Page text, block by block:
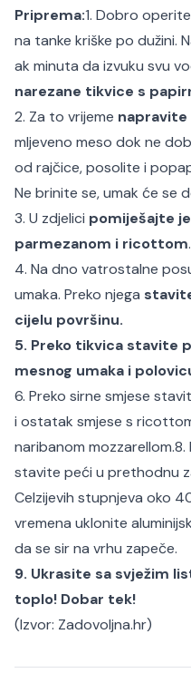
Priprema:1. Dobro
na tanke kriške po dužini.
ak minuta da izvuku svu
narezane tikvice s
2. Za to vrijeme napravite
mljeveno meso dok ne
od rajčice, posolite i
Ne brinite se, umak će se
3. U zdjelici pomiješajte
parmezanom i ricottom
4. Na dno vatrostalne
umaka. Preko njega
cijelu površinu.
5. Preko tikvica stavite
mesnog umaka i
6. Preko sirne smjese
i ostatak smjese s
naribanom mozzarellom.8.
stavite peći u prethodnu
Celzijevih stupnjeva oko
vremena uklonite
da se sir na vrhu zapeče.
9. Ukrasite sa svježim
toplo! Dobar tek!
(Izvor: Zadovoljna.hr)